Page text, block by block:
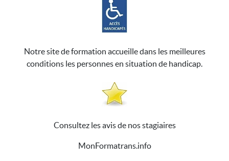
Notre site de formation accueille dans les meilleures
conditions les personnes en situation de handicap.
Consultez les avis de nos stagiaires
MonFormatrans.info